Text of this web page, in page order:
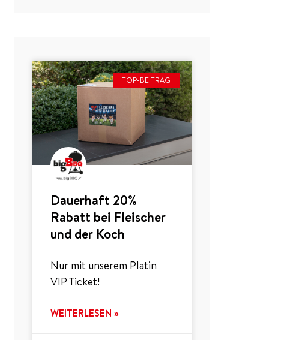
TOP-BEITRAG
Dauerhaft 20%
Rabatt bei Fleischer
und der Koch
Nur mit unserem Platin
VIP Ticket!
WEITERLESEN »